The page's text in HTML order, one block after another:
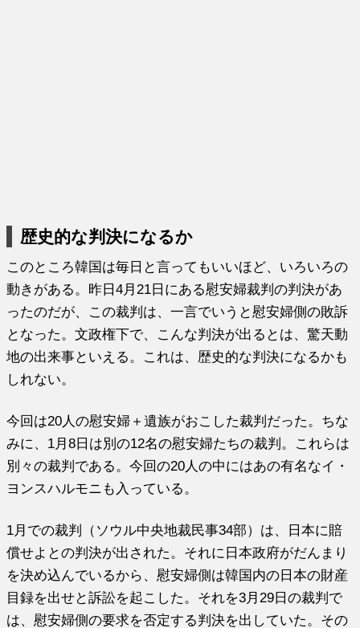
歴史的な判決になるか
このところ韓国は毎日と言ってもいいほど、いろいろの
動きがある。昨日4月21日にある慰安婦裁判の判決があ
ったのだが、この裁判は、一言でいうと慰安婦側の敗訴
となった。文政権下で、こんな判決が出るとは、驚天動
地の出来事といえる。これは、歴史的な判決になるかも
しれない。
今回は20人の慰安婦＋遺族がおこした裁判だった。ちな
みに、1月8日は別の12名の慰安婦たちの裁判。これらは
別々の裁判である。今回の20人の中にはあの有名なイ・
ヨンスハルモニも入っている。
1月での裁判（ソウル中央地裁民事34部）は、日本に賠
償せよとの判決が出された。それに日本政府がだんまり
を決め込んでいるから、慰安婦側は韓国内の日本の財産
目録を出せと訴訟を起こした。それを3月29日の裁判で
は、慰安婦側の要求を否定する判決を出していた。その